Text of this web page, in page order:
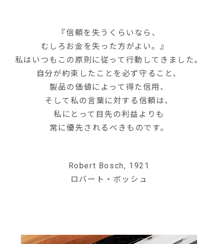
『信頼を失うくらいなら、
むしろお金を失った方がよい。』
私はいつもこの原則に従って行動してきました。
自分が約束したことを必ず守ること、
製品の価値によって得た信用、
そして私の言葉に対する信頼は、
私にとって目先の利益よりも
常に優先されるべきものです。
Robert Bosch, 1921
ロバート・ボッシュ